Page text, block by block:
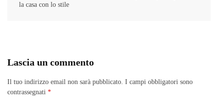
la casa con lo stile
Lascia un commento
Il tuo indirizzo email non sarà pubblicato. I campi obbligatori sono
contrassegnati *